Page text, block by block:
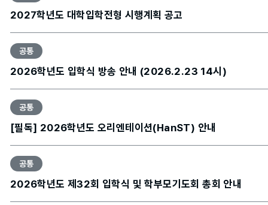
2027학년도 대학입학전형 시행계획 공고
공통
2026학년도 입학식 방송 안내 (2026.2.23 14시)
공통
[필독] 2026학년도 오리엔테이션(HanST) 안내
공통
2026학년도 제32회 입학식 및 학부모기도회 총회 안내